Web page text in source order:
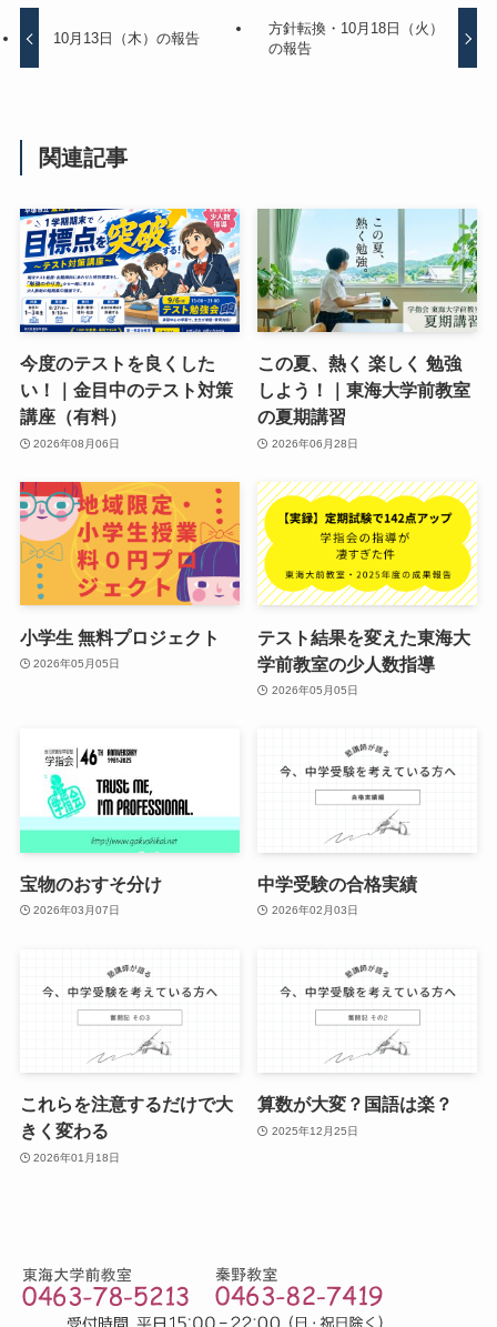
10月13日（木）の報告
方針転換・10月18日（火）
の報告
関連記事
今度のテストを良くした
い！｜金目中のテスト対策
講座（有料）
2026年08月06日
この夏、熱く 楽しく 勉強
しよう！｜東海大学前教室
の夏期講習
2026年06月28日
小学生 無料プロジェクト
2026年05月05日
テスト結果を変えた東海大
学前教室の少人数指導
2026年05月05日
宝物のおすそ分け
2026年03月07日
中学受験の合格実績
2026年02月03日
これらを注意するだけで大
きく変わる
2026年01月18日
算数が大変？国語は楽？
2025年12月25日